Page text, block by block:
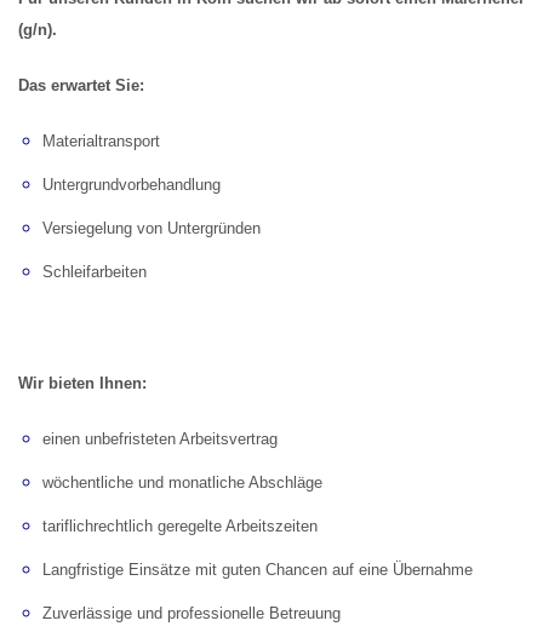
(g/n).
Das erwartet Sie:
Materialtransport
Untergrundvorbehandlung
Versiegelung von Untergründen
Schleifarbeiten
Wir bieten Ihnen:
einen unbefristeten Arbeitsvertrag
wöchentliche und monatliche Abschläge
tariflichrechtlich geregelte Arbeitszeiten
Langfristige Einsätze mit guten Chancen auf eine Übernahme
Zuverlässige und professionelle Betreuung